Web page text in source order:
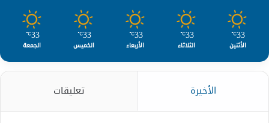
33
℃
الأثنين
33
℃
الثلاثاء
33
℃
الأربعاء
33
℃
الخميس
33
℃
الجمعة
الأخيرة تعليقات